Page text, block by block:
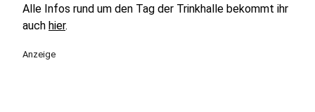
Alle Infos rund um den Tag der Trinkhalle bekommt ihr
auch hier.
Anzeige